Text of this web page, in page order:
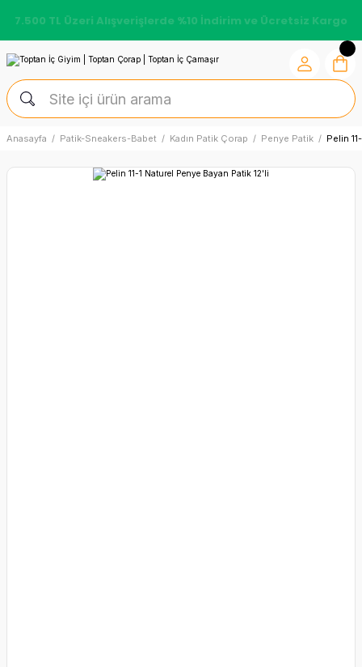
7.500 TL Üzeri Alışverişlerde %10 İndirim ve Ücretsiz Kargo
Anasayfa Patik-Sneakers-Babet Kadın Patik Çorap Penye Patik Pelin